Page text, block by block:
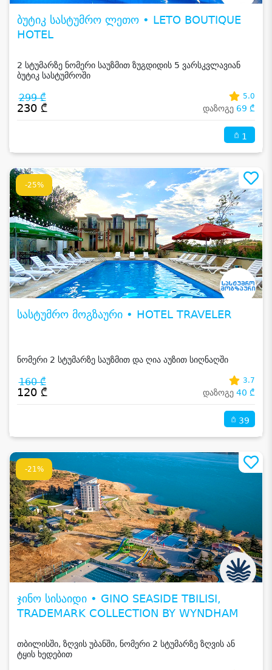
ბუტიკ სასტუმრო ლეთო • LETO BOUTIQUE
HOTEL
2 სტუმარზე ნომერი საუზმით ზუგდიდის 5 ვარსკვლავიან
ბუტიკ სასტუმროში
299 ₾
230 ₾
5.0
დაზოგე 69 ₾
1
-25%
სასტუმრო მოგზაური • HOTEL TRAVELER
ნომერი 2 სტუმარზე საუზმით და ღია აუზით სიღნაღში
160 ₾
120 ₾
3.7
დაზოგე 40 ₾
39
-21%
ჯინო სისაიდი • GINO SEASIDE TBILISI,
TRADEMARK COLLECTION BY WYNDHAM
თბილისში, ზღვის უბანში, ნომერი 2 სტუმარზე ზღვის ან
ტყის ხედებით